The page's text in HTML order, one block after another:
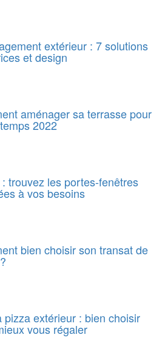
extérieur : 7 solutions
et design
aménager sa terrasse pour
2022
trouvez les portes-fenêtres
à vos besoins
bien choisir son transat de
pizza extérieur : bien choisir
vous régaler